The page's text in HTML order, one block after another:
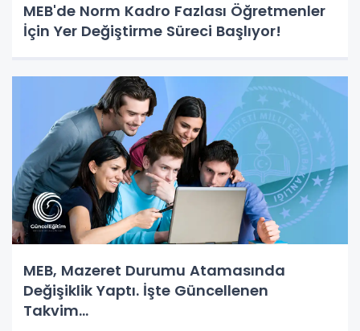
MEB'de Norm Kadro Fazlası Öğretmenler
İçin Yer Değiştirme Süreci Başlıyor!
MEB, Mazeret Durumu Atamasında
Değişiklik Yaptı. İşte Güncellenen
Takvim...